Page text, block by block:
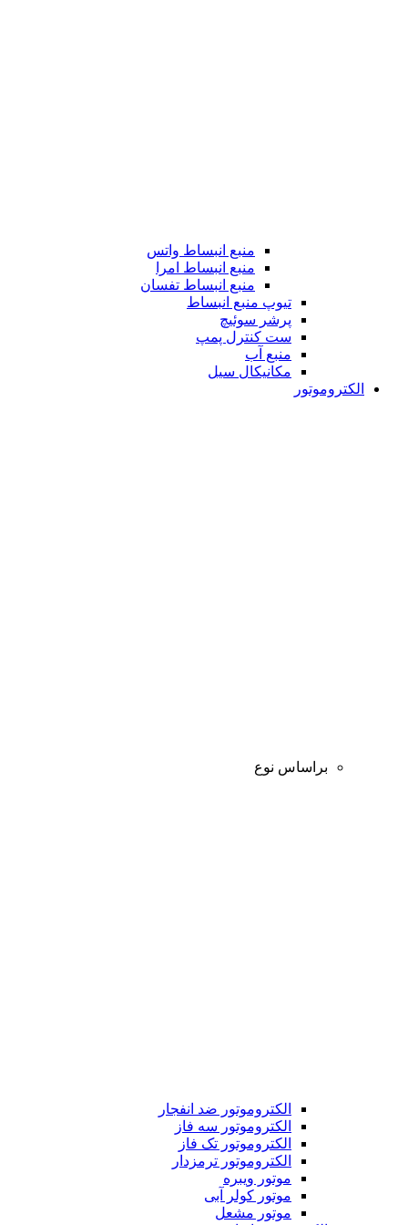
منبع انبساط واتس
منبع انبساط امرا
منبع انبساط تفسان
تیوپ منبع انبساط
پرشر سوئیچ
ست کنترل پمپ
منبع آب
مکانیکال سیل
الکتروموتور
براساس نوع
الکتروموتور ضد انفجار
الکتروموتور سه فاز
الکتروموتور تک فاز
الکتروموتور ترمزدار
موتور ویبره
موتور کولر آبی
موتور مشعل